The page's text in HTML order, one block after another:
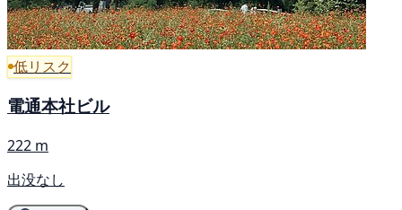
低リスク
電通本社ビル
222 m
出没なし